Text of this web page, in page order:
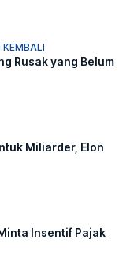
Rusak yang Belum
Miliarder, Elon
Insentif Pajak